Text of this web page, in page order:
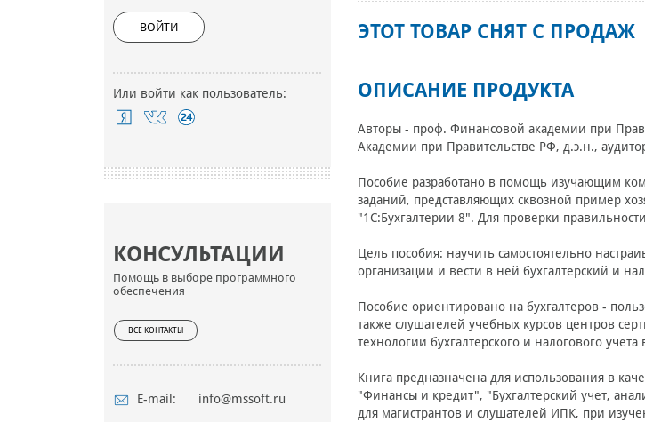
ВОЙТИ
Или войти как пользователь:
КОНСУЛЬТАЦИИ
Помощь в выборе программного
обеспечения
ВСЕ КОНТАКТЫ
E-mail: info@mssoft.ru
ЭТОТ ТОВАР СНЯТ С ПРОДАЖ
ОПИСАНИЕ ПРОДУКТА
Авторы - проф. Финансовой академии при
Академии при Правительстве РФ, д.э.н.,
Пособие разработано в помощь изучающим
заданий, представляющих сквозной пример
"1С:Бухгалтерии 8". Для проверки
Цель пособия: научить самостоятельно
организации и вести в ней бухгалтерский и
Пособие ориентировано на бухгалтеров -
также слушателей учебных курсов центров
технологии бухгалтерского и налогового
Книга предназначена для использования в
"Финансы и кредит", "Бухгалтерский учет,
для магистрантов и слушателей ИПК, при